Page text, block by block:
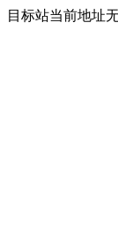
目标站当前地址